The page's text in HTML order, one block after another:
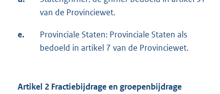
van de Provinciewet.
e.
Provinciale Staten: Provinciale Staten als
bedoeld in artikel 7 van de Provinciewet.
Artikel 2 Fractiebijdrage en groepenbijdrage